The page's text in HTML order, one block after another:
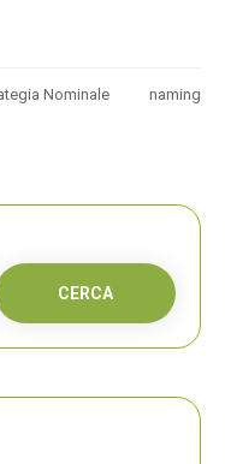
naming
Nominale
CERCA